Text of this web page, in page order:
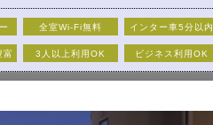
でお得に利用★★★
イムを導入！！なんと最大13時間利用！！
泊均一でお得に宿泊もできます♪
全室Wi-Fi無料 インター車5分以内
富 3人以上利用OK ビジネス利用OK